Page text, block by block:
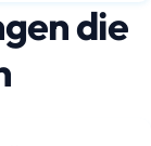
die